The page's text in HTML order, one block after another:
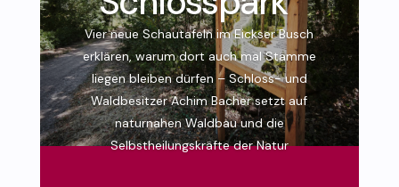
Vier neue Schautafeln im Eickser Busch
erklären, warum dort auch mal Stämme
liegen bleiben dürfen – Schloss- und
Waldbesitzer Achim Bacher setzt auf
naturnahen Waldbau und die
Selbstheilungskräfte der Natur